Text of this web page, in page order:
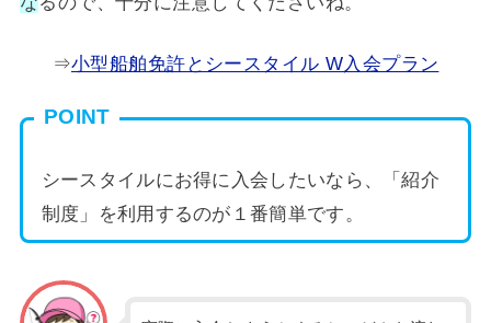
⇒小型船舶免許とシースタイル W入会プラン
POINT
シースタイルにお得に入会したいなら、「紹介
制度」を利用するのが１番簡単です。